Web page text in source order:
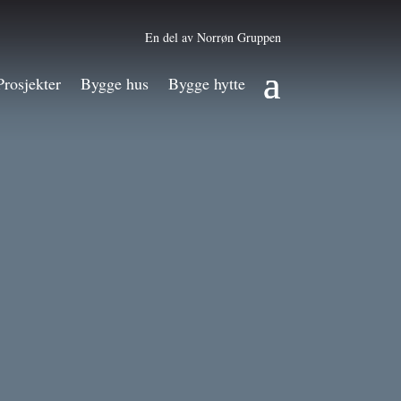
En del av Norrøn Gruppen
Bygge hus Bygge hytte